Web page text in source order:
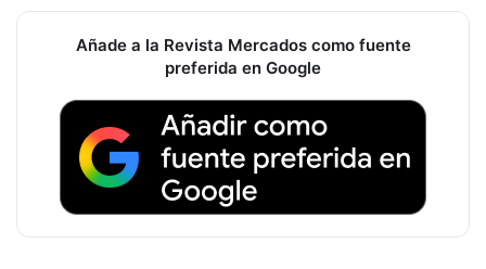
Añade a la Revista Mercados como fuente
preferida en Google